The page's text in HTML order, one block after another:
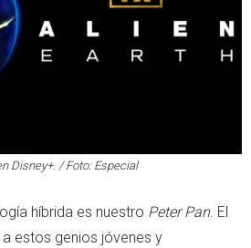
Disney+. / Foto: Especial
híbrida es nuestro Peter Pan. El
estos genios jóvenes y